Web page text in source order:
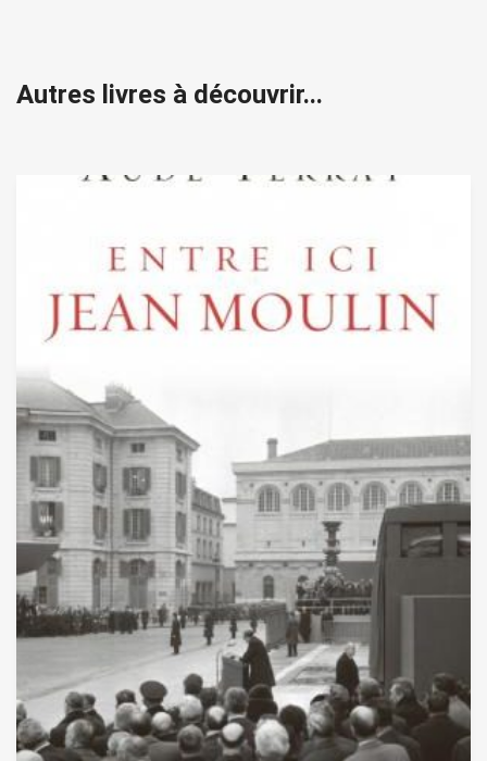
Autres livres à découvrir...